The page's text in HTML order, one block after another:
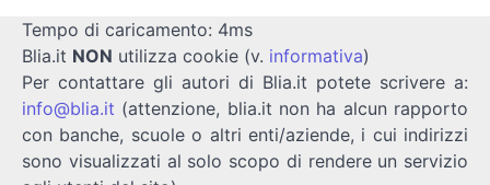
Tempo di caricamento: 4ms
Blia.it NON utilizza cookie (v. informativa)
Per contattare gli autori di Blia.it potete scrivere a:
info@blia.it (attenzione, blia.it non ha alcun rapporto
con banche, scuole o altri enti/aziende, i cui indirizzi
sono visualizzati al solo scopo di rendere un servizio